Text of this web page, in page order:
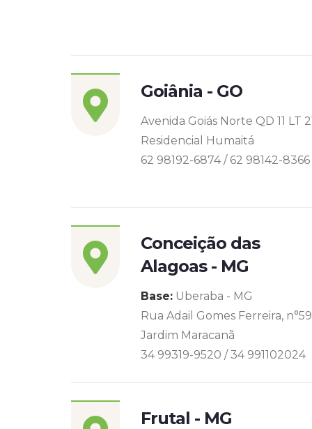
Goiânia - GO
Avenida Goiás Norte QD 11 LT
Residencial Humaitá
62 98192-6874 / 62 98142-8366
Conceição das
Alagoas - MG
Base: Uberaba - MG
Rua Adail Gomes Ferreira,
Jardim Maracanã
34 99319-9520 / 34 991102024
Frutal - MG